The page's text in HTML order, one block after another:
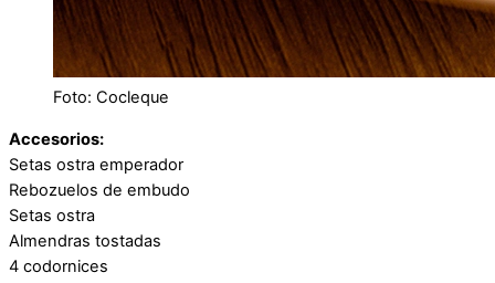
Foto: Cocleque
Accesorios:
Setas ostra emperador
Rebozuelos de embudo
Setas ostra
Almendras tostadas
4 codornices